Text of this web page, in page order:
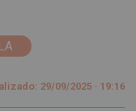
29/09/2025 · 19:16